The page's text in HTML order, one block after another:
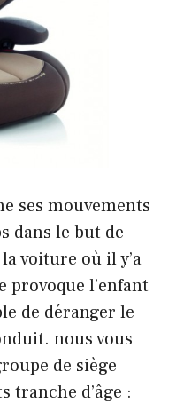
ses mouvements
dans le but de
voiture où il y’a
provoque l’enfant
de déranger le
nous vous
de siège
tranche d’âge :